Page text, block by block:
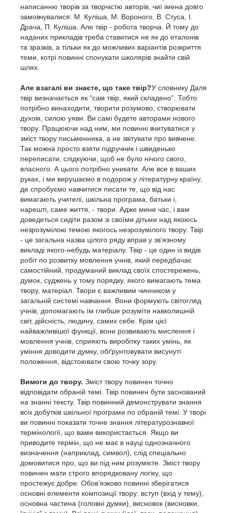
написанню творів за творчістю авторів, чиї імена довго
замовчувалися: М. Куліша, М. Вороного, В. Стуса, І.
Драча, П. Куліша. Але твір - робота творча. Й тому до
наданих прикладів треба ставитися не як до еталонів
та зразків, а тільки як до можливих варіантів розкриття
теми, котрі повинні спонукати школярів знайти свій
шлях.
Але взагалі ви знаєте, що таке твір?У словнику Даля
твір визначається як “сам твір, який складено”. Тобто
потрібно винаходити, творити розумово, створювати
духом, силою уяви. Ви самі будете авторами нового
твору. Працюючи над ним, ми повинні вчитуватися у
зміст твору письменника, а не звітувати про вивчене.
Так можна просто взяти підручник і швиденько
переписати, слідкуючи, щоб не було нічого свого,
власного. А цього потрібно уникати. Але все в ваших
руках, і ми вирушаємо в подорож у літературну країну,
де спробуємо навчитися писати те, що від нас
вимагають учителі, шкільна програма, батьки і,
нарешті, саме життя, - твори. Адже мине час, і вам
доведеться сидіти разом зі своїми дітьми над якоюсь
незрозумілою темою якогось незрозумілого твору. Твір
- це загальна назва цілого ряду вправ у зв’язному
викладі якого-небудь матеріалу. Твір - це один із видів
робіт по розвитку мовлення учнів, який передбачає
самостійний, продуманий виклад своїх спостережень,
думок, суджень у тому порядку, якого вимагають тема
твору, матеріал. Твори є важливим чинником у
загальній системі навчання. Вони формують світогляд
учнів, допомагають їм глибше розуміти навколишній
світ, дійсність, людину, самих себе. Крім цієї
найважливішої функції, вони розвивають мислення і
мовлення учнів, сприяють виробітку таких умінь, як
уміння доводити думку, обґрунтовувати висунуті
положення, відстоювати свою точку зору.
Вимоги до твору. Зміст твору повинен точно
відповідати обраній темі. Твір повинен бути заснований
на знанні тексту. Твір повинний демонструвати знання
всіх добутків шкільної програми по обраній темі. У творі
ви повинні показати точне знання літературознавчої
термінології, що вами використається. Якщо ви
приводите термін, що не має в науці однозначного
визначення (наприклад, символ), слід спеціально
домовитися про, що ви під ним розумієте. Зміст твору
повинен мати строго впорядковану логіку, що
простежує добре. Обов’язково повинні зберігатися
основні елементи композиції твору: вступ (вхід у тему),
основна частина (головні думки), висновок (висновки,